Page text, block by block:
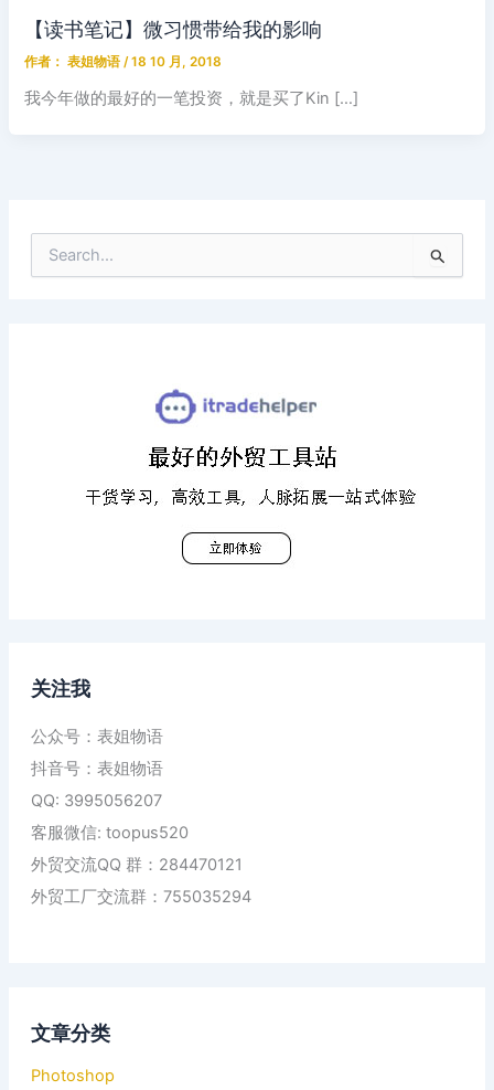
【读书笔记】微习惯带给我的影响
作者： 表姐物语 /18 10 月, 2018
我今年做的最好的一笔投资，就是买了Kin […]
索
关注我
公众号：表姐物语
抖音号：表姐物语
QQ: 3995056207
客服微信: toopus520
外贸交流QQ 群：284470121
外贸工厂交流群：755035294
文章分类
Photoshop